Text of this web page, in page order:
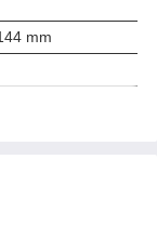
mm